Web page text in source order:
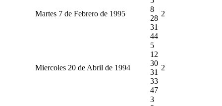
Martes 7 de Febrero de 1995
8
28
31
44
2
Miercoles 20 de Abril de 1994
5
12
30
31
33
47
2
3